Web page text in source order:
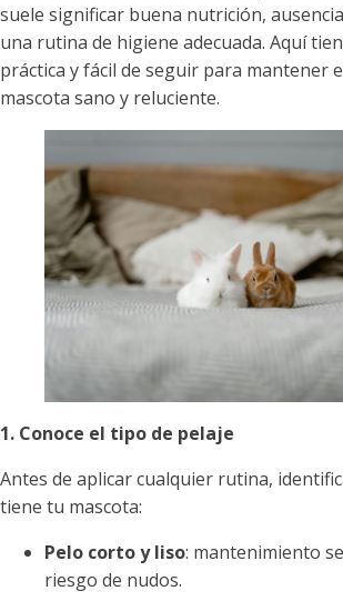
suele significar buena nutrición,
una rutina de higiene adecuada. Aquí
práctica y fácil de seguir para mantener
mascota sano y reluciente.
1. Conoce el tipo de pelaje
Antes de aplicar cualquier rutina,
tiene tu mascota:
Pelo corto y liso: mantenimiento
riesgo de nudos.